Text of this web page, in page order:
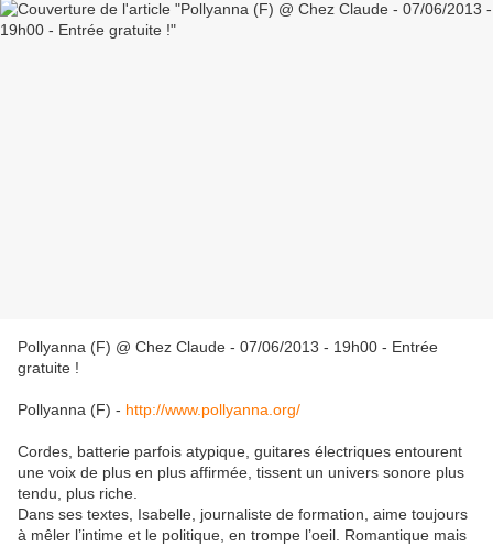
Pollyanna (F) @ Chez Claude - 07/06/2013 - 19h00 - Entrée
gratuite !
Pollyanna (F) - http://www.pollyanna.org/
Cordes, batterie parfois atypique, guitares électriques entourent
une voix de plus en plus affirmée, tissent un univers sonore plus
tendu, plus riche.
Dans ses textes, Isabelle, journaliste de formation, aime toujours
à mêler l’intime et le politique, en trompe l’oeil. Romantique mais